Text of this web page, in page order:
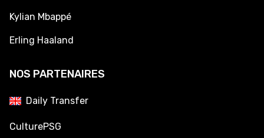
Kylian Mbappé
Erling Haaland
NOS PARTENAIRES
Daily Transfer
CulturePSG